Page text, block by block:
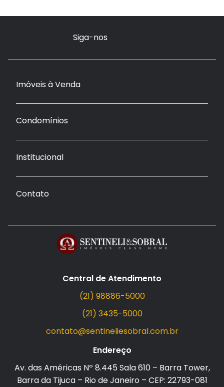
Siga-nos
Imóveis à Venda
Condomínios
Institucional
Contato
Central de Atendimento
(21) 98886-5000
(21) 3435-5000
contato@sentineliesobral.com.br
Endereço
Av. das Américas Nº 8.445 Sala 610 – Barra Tower,
Barra da Tijuca – Rio de Janeiro – CEP: 22793-081